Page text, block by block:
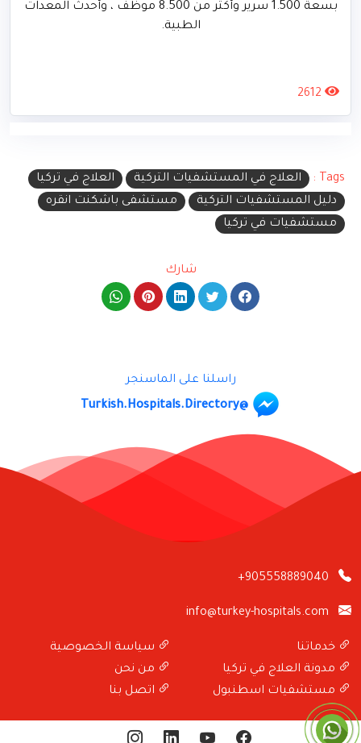
بسعة 1.500 سرير وأكثر من 8.500 موظف ، وأحدث المعدات
الطبية.
2612
Tags : العلاج في المستشفيات التركية
العلاج في تركيا
دليل المستشفيات التركية
مستشفى باشكنت انقره
مستشفيات في تركيا
شارك
راسلنا على الماسنجر
@Turkish.Hospitals.Directory
+905558889040
info@turkey-hospitals.com
خدماتنا
مدونة العلاج في تركيا
مستشفيات اسطنبول
سياسة الخصوصية
من نحن
اتصل بنا